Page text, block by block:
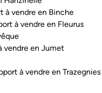
à vendre en Binche
à vendre en Fleurus
vendre en Jumet
à vendre en Trazegnies